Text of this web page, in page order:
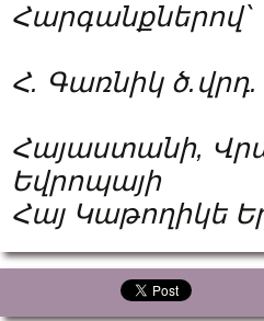
Հարգանքներով՝
Հ. Գառնիկ ծ.վրդ.
Հայաստանի,
Եվրոպայի
Հայ Կաթողիկե